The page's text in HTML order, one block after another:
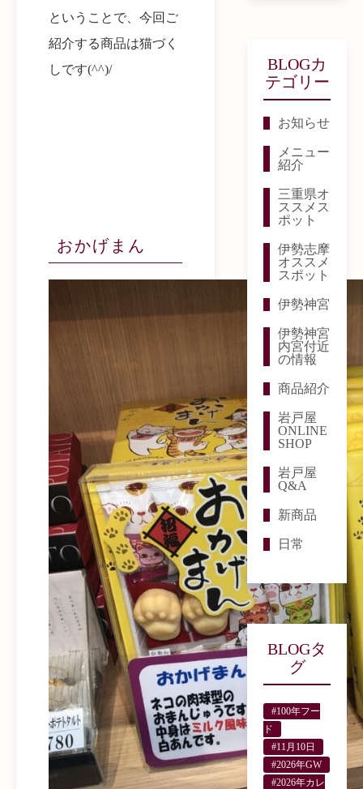
ということで、今回ご
紹介する商品は猫づく
しです(^^)/
おかげまん
BLOGカ
テゴリー
お知らせ
メニュー
紹介
三重県オ
ススメス
ポット
伊勢志摩
オススメ
スポット
伊勢神宮
伊勢神宮
内宮付近
の情報
商品紹介
岩戸屋
ONLINE
SHOP
岩戸屋
Q&A
新商品
日常
BLOGタ
グ
#100年フー
ド
#11月10日
#2026年GW
#2026年カレ